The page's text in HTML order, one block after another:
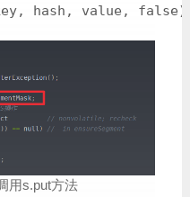
value,
用s.put方法